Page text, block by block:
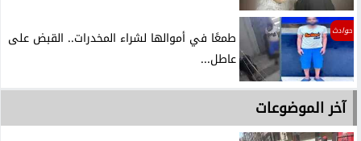
حوادث
طمعًا في أموالها لشراء المخدرات.. القبض على
عاطل...
آخر الموضوعات